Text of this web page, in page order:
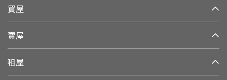
買屋
賣屋
租屋